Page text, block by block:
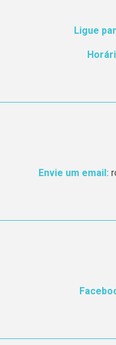
Ligue
Envie um email: